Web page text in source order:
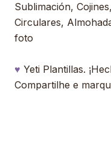
Sublimación,
Circulares,
foto
♥ Yeti Plantillas.
Compartilhe e